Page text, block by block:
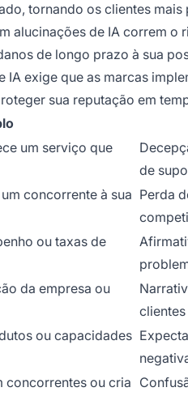
tornando os clientes
alucinações de IA correm o
de longo prazo à sua
exige que as marcas
sua reputação em
um serviço que
de
concorrente à sua Perda
ou taxas de
da empresa ou
clientes
ou capacidades
concorrentes ou cria